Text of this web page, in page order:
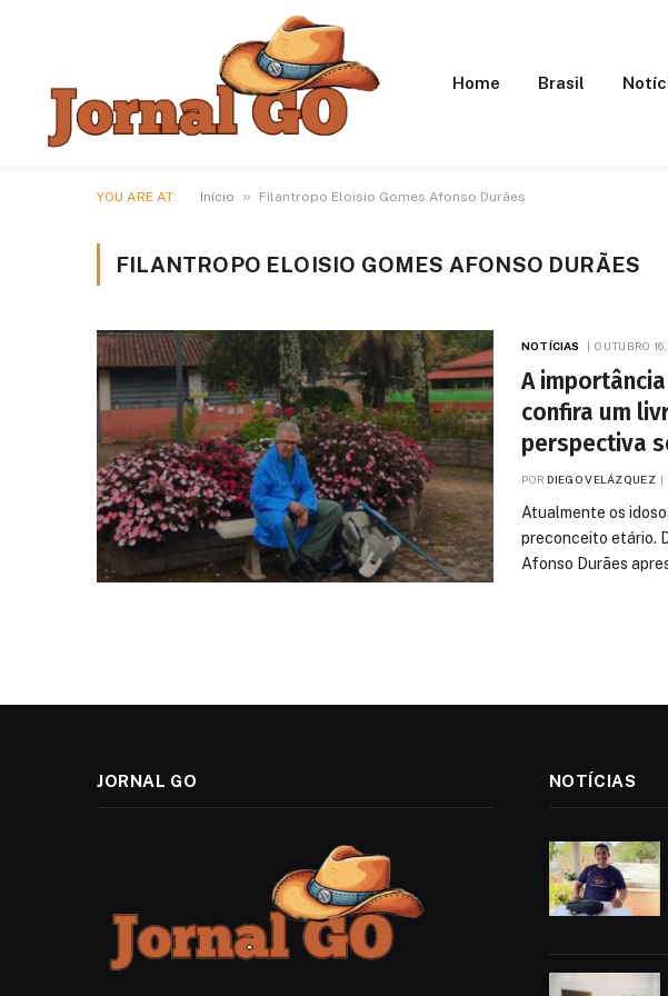
Home Brasil
YOU ARE AT: Início » Filantropo Eloisio Gomes Afonso Durães
FILANTROPO ELOISIO GOMES AFONSO DURÃES
NOTÍCIAS OUTUBRO
A
confira um
perspectiva
POR DIEGO VELÁZQUEZ
Atualmente os
preconceito etário.
Afonso Durães
JORNAL GO NOTÍCIAS